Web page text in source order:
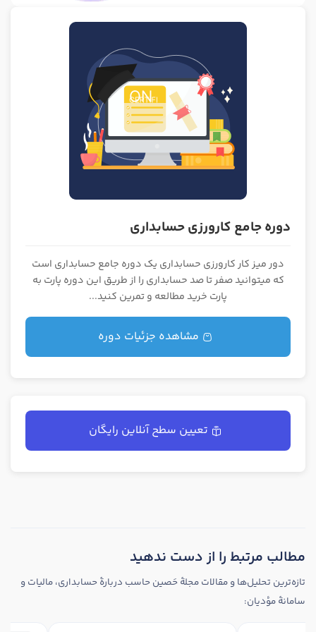
دوره جامع کارورزی حسابداری
دور میز کار کارورزی حسابداری یک دوره جامع حسابداری است
که میتوانید صفر تا صد حسابداری را از طریق این دوره پارت به
پارت خرید مطالعه و تمرین کنید...
مشاهده جزئیات دوره
تعیین سطح آنلاین رایگان
مطالب مرتبط را از دست ندهید
تازه‌ترین تحلیل‌ها و مقالات مجلهٔ حَصین حاسب دربارهٔ حسابداری، مالیات و
سامانهٔ مؤدیان: